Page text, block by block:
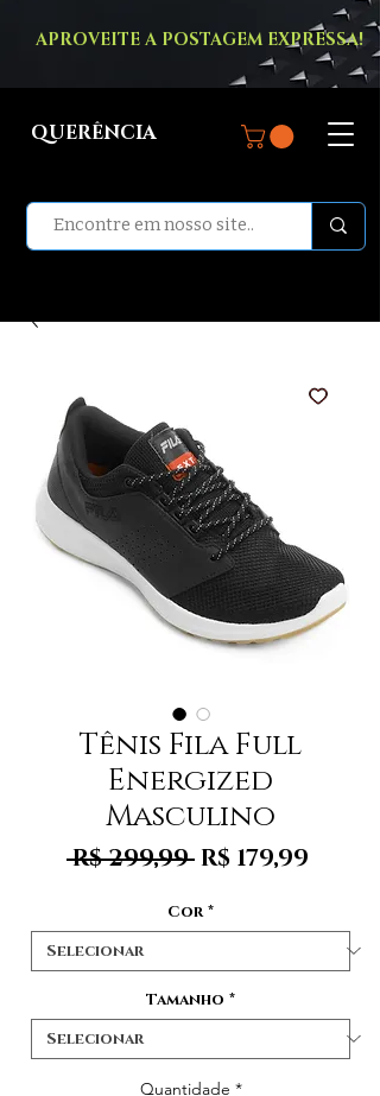
APROVEITE A POSTAGEM EXPRESSA!
QUERÊNCIA
Tênis Fila Full
Energized
Masculino
R$ 299,99 Preço
R$ 179,99
Cor *
Tamanho *
Quantidade *